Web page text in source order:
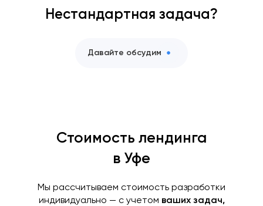
Нестандартная задача?
Давайте обсудим
Стоимость лендинга
в Уфе
Мы рассчитываем стоимость разработки
индивидуально — с учетом ваших задач,